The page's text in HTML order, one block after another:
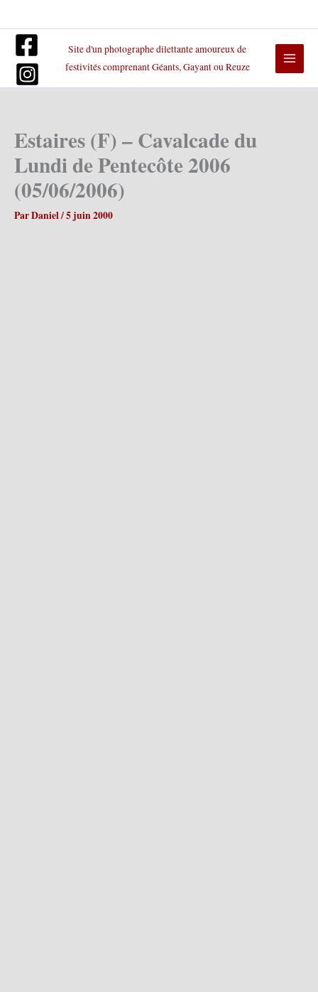
contenu
Site d'un photographe dilettante amoureux de
festivités comprenant Géants, Gayant ou Reuze
Estaires (F) – Cavalcade du
Lundi de Pentecôte 2006
(05/06/2006)
ParDaniel/5 juin 2000